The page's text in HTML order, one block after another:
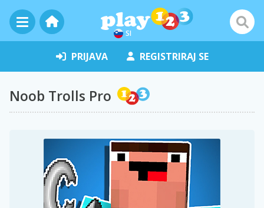
SI
PRIJAVA REGISTRIRAJ SE
Noob Trolls Pro